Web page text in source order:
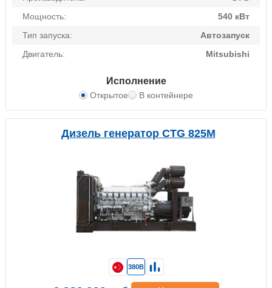
Мощность:
540 кВт
Тип запуска:
Автозапуск
Двигатель:
Mitsubishi
Исполнение
Открытое В контейнере
Дизель генератор CTG 825M
380В